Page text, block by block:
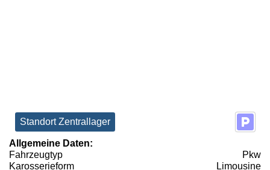
Standort Zentrallager
Allgemeine Daten:
Fahrzeugtyp
Pkw
Karosserieform
Limousine